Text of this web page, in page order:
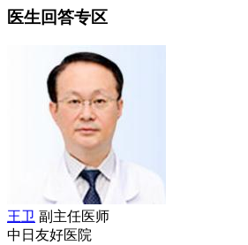
医生回答专区
王卫 副主任医师
中日友好医院